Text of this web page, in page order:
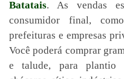
Batatais. As vendas
consumidor final,
prefeituras e empresas
Você poderá comprar
e talude, para plantio